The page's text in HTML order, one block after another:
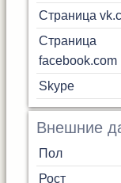
Страница
Страница
facebook.com
Skype
Внешние
Пол
Рост